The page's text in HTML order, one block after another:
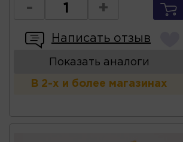
- +
Написать отзыв
Показать аналоги
В 2-х и более магазинах